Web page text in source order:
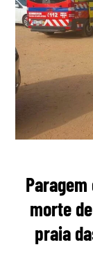
morte
praia